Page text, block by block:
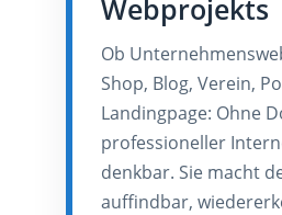
Webprojekts
Ob
Shop, Blog, Verein,
Landingpage: Ohne
professioneller
denkbar. Sie macht
auffindbar,